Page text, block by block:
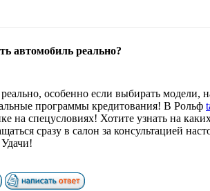
автомобиль реально?
особенно если выбирать модели,
программы кредитования! В Рольф
на спецусловиях! Хотите узнать на
сразу в салон за консультацией